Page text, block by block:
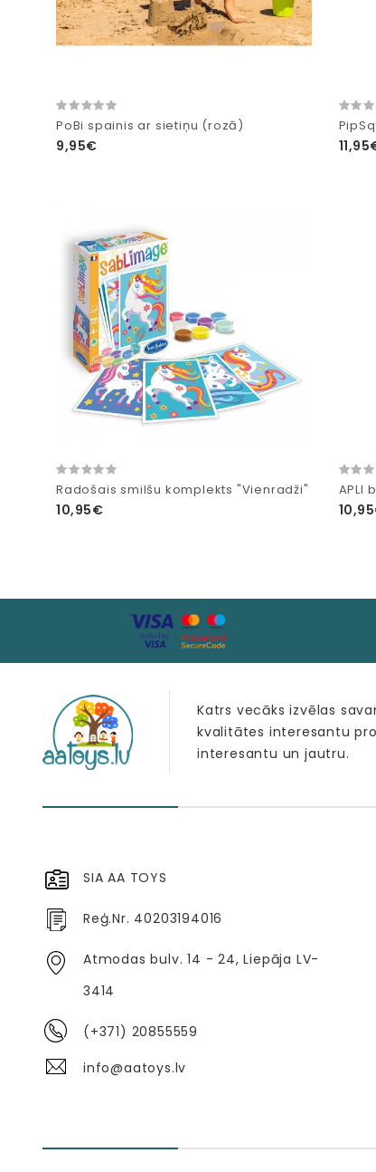
PoBi spainis ar sietiņu (rozā)
9,95€
Radošais smilšu komplekts "Vienradži"
10,95€
APLI
Katrs vecāks izvēlas
kvalitātes interesantu
interesantu un jautru.
SIA AA TOYS
Reģ.Nr. 40203194016
Atmodas bulv. 14 - 24, Liepāja LV-
3414
(+371) 20855559
info@aatoys.lv